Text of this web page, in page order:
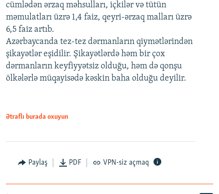
cümlədən ərzaq məhsulları, içkilər və tütün
məmulatları üzrə 1,4 faiz, qeyri-ərzaq malları üzrə
6,5 faiz artıb.
Azərbaycanda tez-tez dərmanların qiymətlərindən
şikayətlər eşidilir. Şikayətlərdə həm bir çox
dərmanların keyfiyyətsiz olduğu, həm də qonşu
ölkələrlə müqayisədə kəskin baha olduğu deyilir.
Ətraflı burada oxuyun
Paylaş PDF VPN-siz açmaq